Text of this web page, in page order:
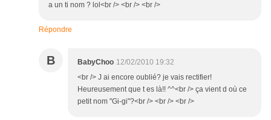
a un ti nom ? lol<br /> <br /> <br />
Répondre
B BabyChoo 12/02/2010 19:32
<br /> J ai encore oublié? je vais rectifier!
Heureusement que t es là!! ^^<br /> ça vient d où ce
petit nom "Gi-gi"?<br /> <br /> <br />